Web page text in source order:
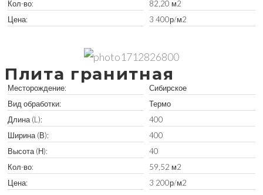
Кол-во:
Цена:
82,20 м2
3 400р/м2
Плита гранитная
Месторождение:
Вид обработки:
Длина (L):
Ширина (В):
Высота (Н):
Кол-во:
Цена:
Сибирское
Термо
400
400
40
59,52 м2
3 200р/м2